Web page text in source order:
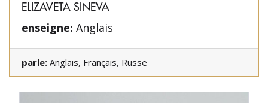
ELIZAVETA SINEVA
enseigne: Anglais
parle: Anglais, Français, Russe